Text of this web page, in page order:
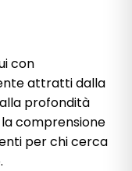
con
attratti dalla
profondità
comprensione
per chi cerca